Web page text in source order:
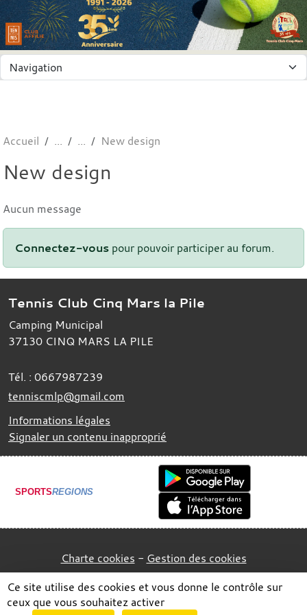
Accueil New design
New design
Aucun message
Connectez-vous pour pouvoir participer au forum.
Tennis Club Cinq Mars la Pile
Camping Municipal
37130 CINQ MARS LA PILE
Tél. : 0667987239
tenniscmlp@gmail.com
Informations légales
Signaler un contenu inapproprié
SPORTSREGIONS
Charte cookies Gestion des cookies
Panneau de gestion des cookies
Ce site utilise des cookies et vous donne le contrôle sur
ceux que vous souhaitez activer